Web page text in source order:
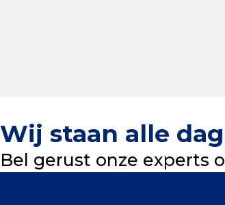
Wij staan alle
Bel gerust onze experts